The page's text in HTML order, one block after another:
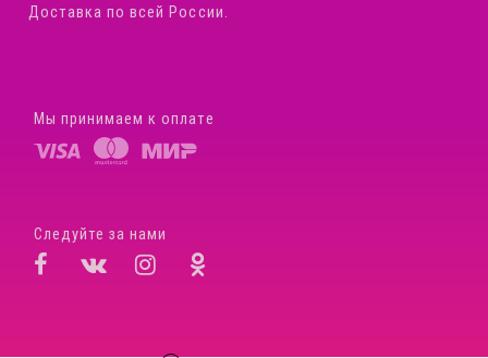
Доставка по всей России.
Мы принимаем к оплате
Следуйте за нами